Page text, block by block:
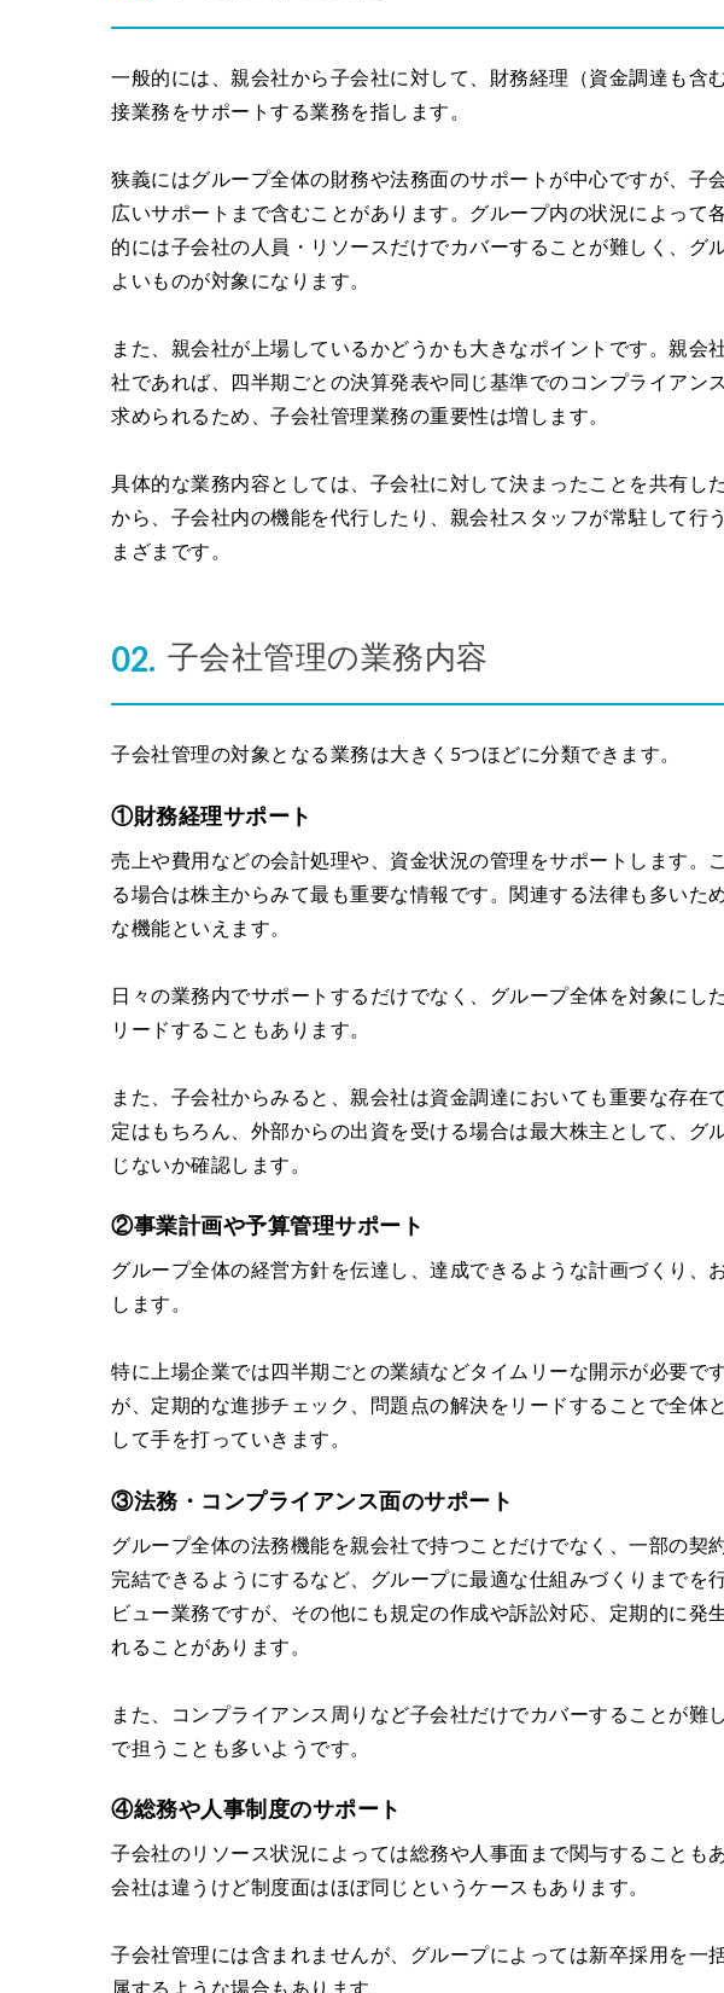
一般的には、親会社から子会社に対して、財務経理（資金調達も含
接業務をサポートする業務を指します。
狭義にはグループ全体の財務や法務面のサポートが中心ですが、子
広いサポートまで含むことがあります。グループ内の状況によって
的には子会社の人員・リソースだけでカバーすることが難しく、グ
よいものが対象になります。
また、親会社が上場しているかどうかも大きなポイントです。親会
社であれば、四半期ごとの決算発表や同じ基準でのコンプライアン
求められるため、子会社管理業務の重要性は増します。
具体的な業務内容としては、子会社に対して決まったことを共有し
から、子会社内の機能を代行したり、親会社スタッフが常駐して行
まざまです。
子会社管理の業務内容
子会社管理の対象となる業務は大きく5つほどに分類できます。
①財務経理サポート
売上や費用などの会計処理や、資金状況の管理をサポートします。
る場合は株主からみて最も重要な情報です。関連する法律も多いた
な機能といえます。
日々の業務内でサポートするだけでなく、グループ全体を対象にし
リードすることもあります。
また、子会社からみると、親会社は資金調達においても重要な存在
定はもちろん、外部からの出資を受ける場合は最大株主として、グ
じないか確認します。
②事業計画や予算管理サポート
グループ全体の経営方針を伝達し、達成できるような計画づくり、
します。
特に上場企業では四半期ごとの業績などタイムリーな開示が必要で
が、定期的な進捗チェック、問題点の解決をリードすることで全体
して手を打っていきます。
③法務・コンプライアンス面のサポート
グループ全体の法務機能を親会社で持つことだけでなく、一部の契
完結できるようにするなど、グループに最適な仕組みづくりまでを
ビュー業務ですが、その他にも規定の作成や訴訟対応、定期的に発
れることがあります。
また、コンプライアンス周りなど子会社だけでカバーすることが難
で担うことも多いようです。
④総務や人事制度のサポート
子会社のリソース状況によっては総務や人事面まで関与することも
会社は違うけど制度面はほぼ同じというケースもあります。
子会社管理には含まれませんが、グループによっては新卒採用を一
属するような場合もあります。